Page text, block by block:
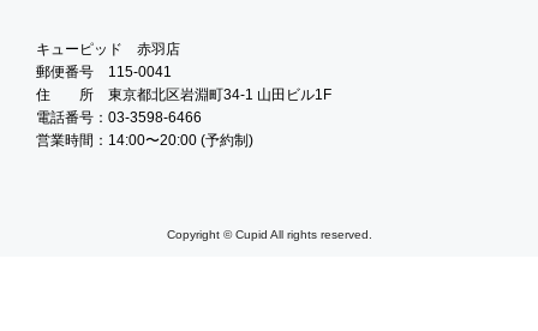
キューピッド 赤羽店
郵便番号 115-0041
住 所 東京都北区岩淵町34-1 山田ビル1F
電話番号：03-3598-6466
営業時間：14:00〜20:00 (予約制)
Copyright © Cupid All rights reserved.